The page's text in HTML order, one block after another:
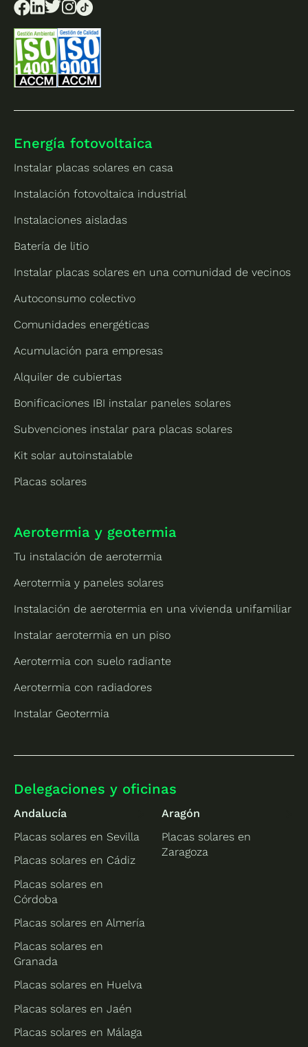
Energía fotovoltaica
Instalar placas solares en casa
Instalación fotovoltaica industrial
Instalaciones aisladas
Batería de litio
Instalar placas solares en una comunidad de vecinos
Autoconsumo colectivo
Comunidades energéticas
Acumulación para empresas
Alquiler de cubiertas
Bonificaciones IBI instalar paneles solares
Subvenciones instalar para placas solares
Kit solar autoinstalable
Placas solares
Aerotermia y geotermia
Tu instalación de aerotermia
Aerotermia y paneles solares
Instalación de aerotermia en una vivienda unifamiliar
Instalar aerotermia en un piso
Aerotermia con suelo radiante
Aerotermia con radiadores
Instalar Geotermia
Delegaciones y oficinas
Andalucía
Placas solares en Sevilla
Placas solares en Cádiz
Placas solares en
Córdoba
Placas solares en Almería
Placas solares en
Granada
Placas solares en Huelva
Placas solares en Jaén
Placas solares en Málaga
Aragón
Placas solares en
Zaragoza